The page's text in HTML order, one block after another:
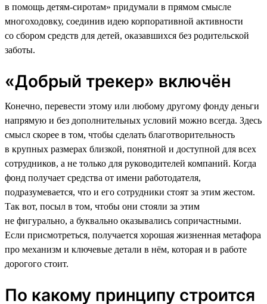
в помощь детям-сиротам» придумали в прямом смысле
многоходовку, соединив идею корпоративной активности
со сбором средств для детей, оказавшихся без родительской
заботы.
«Добрый трекер» включён
Конечно, перевести этому или любому другому фонду деньги
напрямую и без дополнительных условий можно всегда. Здесь
смысл скорее в том, чтобы сделать благотворительность
в крупных размерах близкой, понятной и доступной для всех
сотрудников, а не только для руководителей компаний. Когда
фонд получает средства от имени работодателя,
подразумевается, что и его сотрудники стоят за этим жестом.
Так вот, посыл в том, чтобы они стояли за этим
не фигурально, а буквально оказывались сопричастными.
Если присмотреться, получается хорошая жизненная метафора
про механизм и ключевые детали в нём, которая и в работе
дорогого стоит.
По какому принципу строится